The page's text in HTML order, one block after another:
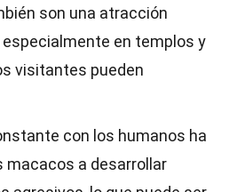
son una atracción
en templos y
visitantes pueden
con los humanos ha
macacos a desarrollar